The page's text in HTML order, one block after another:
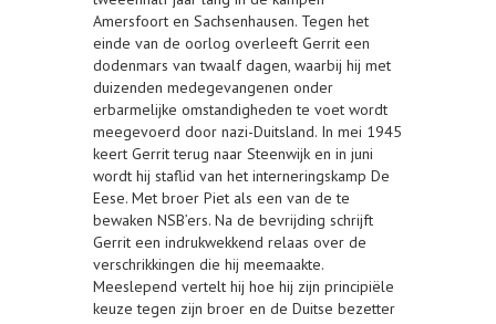
Amersfoort en Sachsenhausen. Tegen het
einde van de oorlog overleeft Gerrit een
dodenmars van twaalf dagen, waarbij hij met
duizenden medegevangenen onder
erbarmelijke omstandigheden te voet wordt
meegevoerd door nazi-Duitsland. In mei 1945
keert Gerrit terug naar Steenwijk en in juni
wordt hij staflid van het interneringskamp De
Eese. Met broer Piet als een van de te
bewaken NSB’ers. Na de bevrijding schrijft
Gerrit een indrukwekkend relaas over de
verschrikkingen die hij meemaakte.
Meeslepend vertelt hij hoe hij zijn principiële
keuze tegen zijn broer en de Duitse bezetter